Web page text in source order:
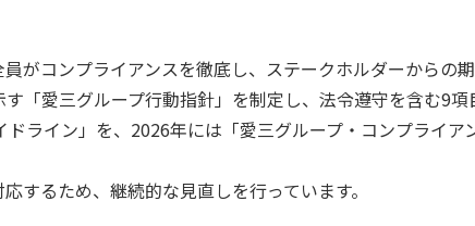
がコンプライアンスを徹底し、ステークホルダーからの
「愛三グループ行動指針」を制定し、法令遵守を含む9
ライン」を、2026年には「愛三グループ・コンプライ
するため、継続的な見直しを行っています。